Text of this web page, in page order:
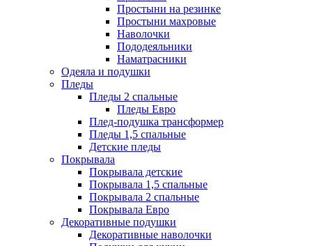
Простыни на резинке
Простыни махровые
Наволочки
Пододеяльники
Наматрасники
Одеяла и подушки
Пледы
Пледы 2 спальные
Пледы Евро
Плед-подушка трансформер
Пледы 1,5 спальные
Детские пледы
Покрывала
Покрывала детские
Покрывала 1,5 спальные
Покрывала 2 спальные
Покрывала Евро
Декоративные подушки
Декоративные наволочки